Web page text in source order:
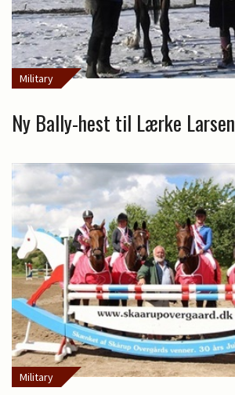
Military
Ny Bally-hest til Lærke Larsen
Military